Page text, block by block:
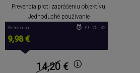
Prevencia proti zaprášeniu objektívu,
Jednoduché používanie
Akčná cena
9,98 €
19 : 25 : 32
14,20€